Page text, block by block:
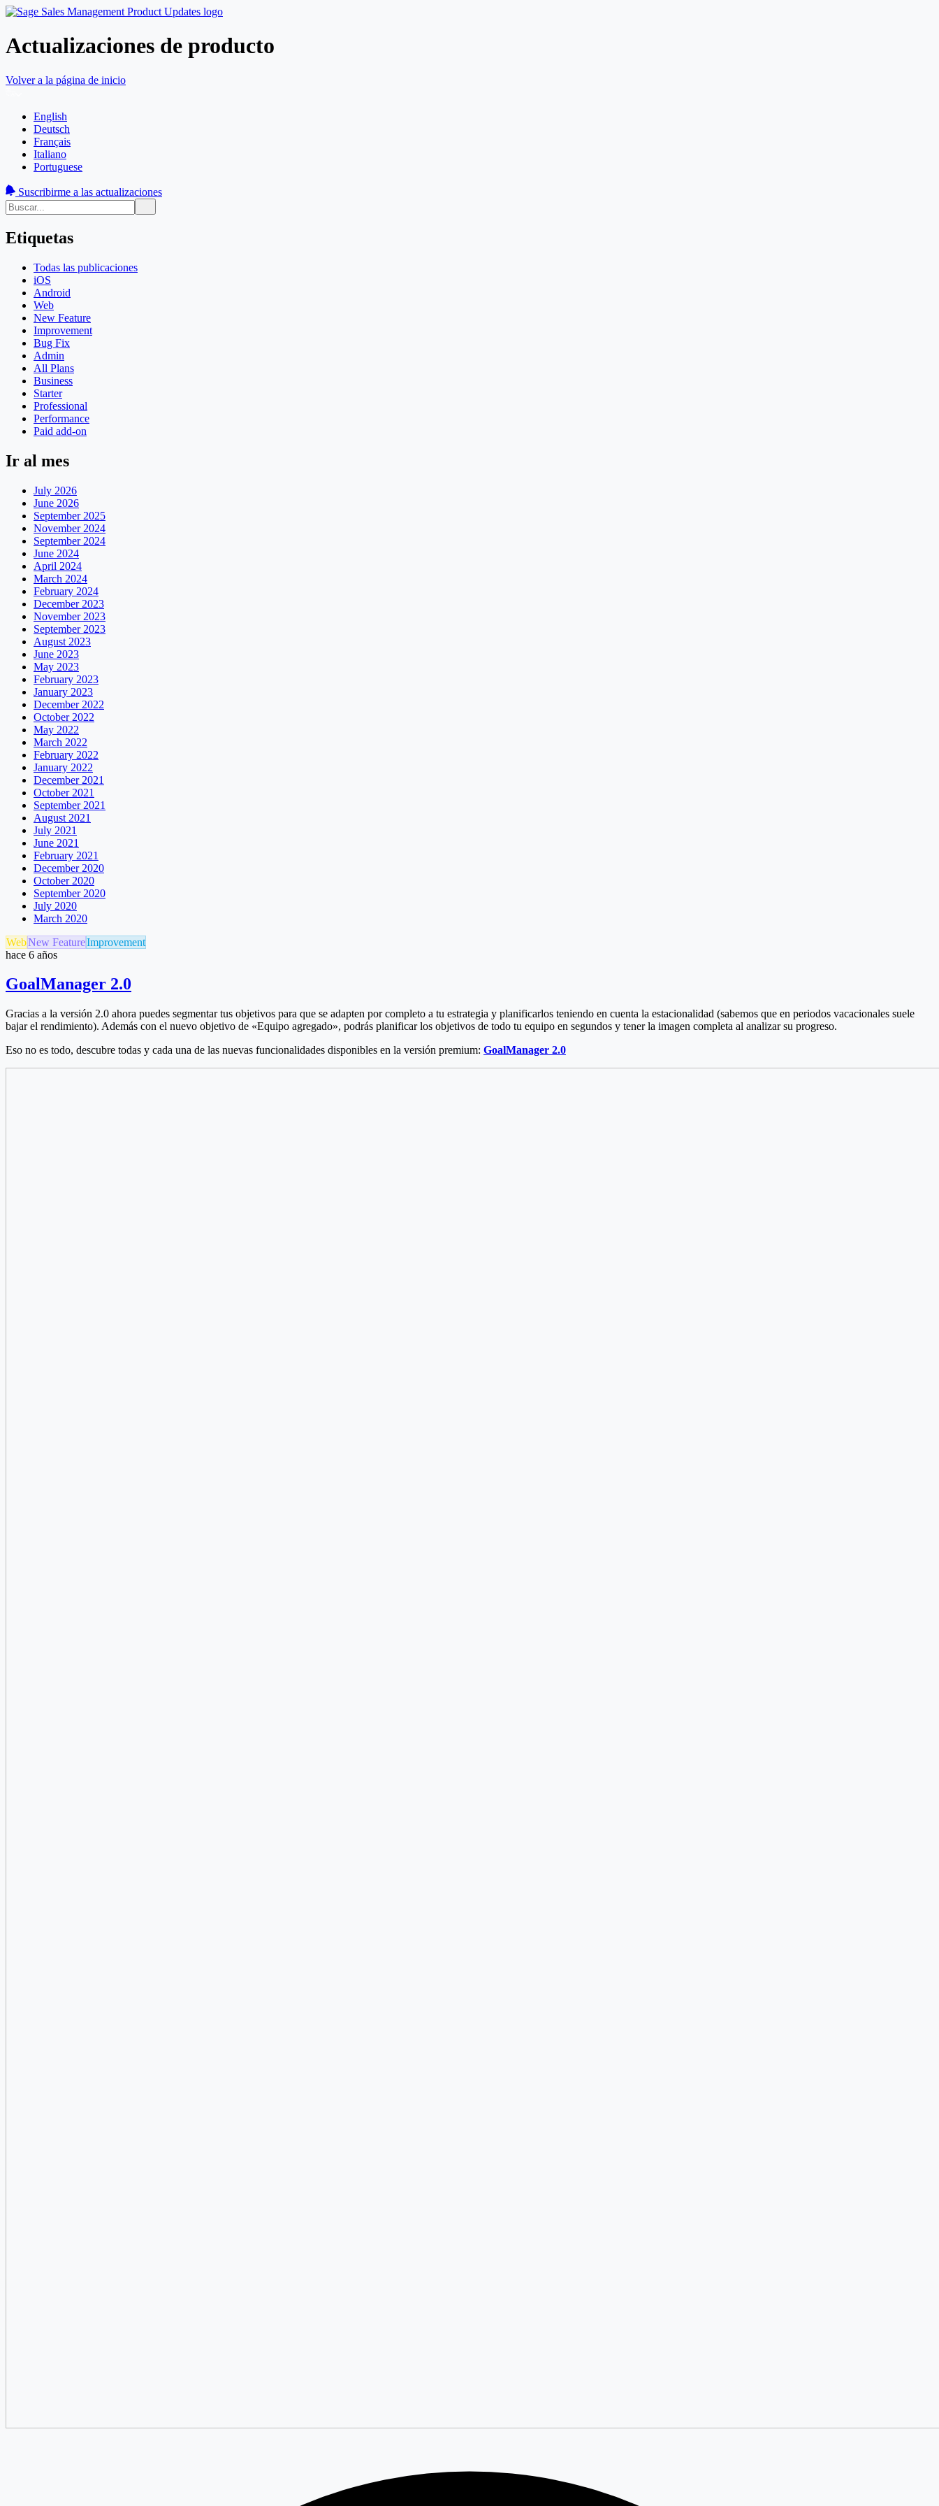
Actualizaciones de producto
Volver a la página de inicio
English
Deutsch
Français
Italiano
Portuguese
Suscribirme a las actualizaciones
Etiquetas
Todas las publicaciones
iOS
Android
Web
New Feature
Improvement
Bug Fix
Admin
All Plans
Business
Starter
Professional
Performance
Paid add-on
Ir al mes
July 2026
June 2026
September 2025
November 2024
September 2024
June 2024
April 2024
March 2024
February 2024
December 2023
November 2023
September 2023
August 2023
June 2023
May 2023
February 2023
January 2023
December 2022
October 2022
May 2022
March 2022
February 2022
January 2022
December 2021
October 2021
September 2021
August 2021
July 2021
June 2021
February 2021
December 2020
October 2020
September 2020
July 2020
March 2020
WebNew FeatureImprovement
hace 6 años
GoalManager 2.0
Gracias a la versión 2.0 ahora puedes segmentar tus objetivos para que se adapten por completo a tu estrategia y planificarlos teniendo en cuenta la estacionalidad (sabemos que en periodos vacacionales suele
bajar el rendimiento). Además con el nuevo objetivo de «Equipo agregado», podrás planificar los objetivos de todo tu equipo en segundos y tener la imagen completa al analizar su progreso.
Eso no es todo, descubre todas y cada una de las nuevas funcionalidades disponibles en la versión premium: GoalManager 2.0